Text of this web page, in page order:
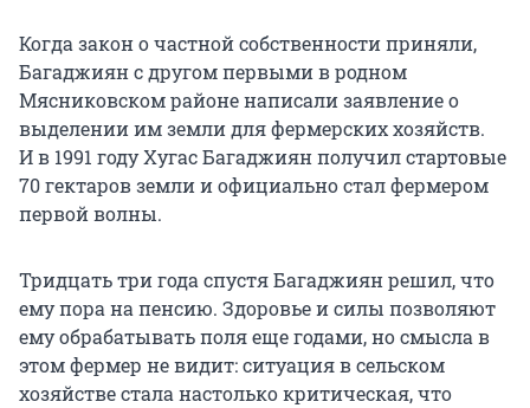
Когда закон о частной собственности приняли,
Багаджиян с другом первыми в родном
Мясниковском районе написали заявление о
выделении им земли для фермерских хозяйств.
И в 1991 годуХугас Багаджиян получил стартовые
70 гектаровземли и официально стал фермером
первой волны.
Тридцать три года спустя Багаджиян решил, что
ему пора на пенсию. Здоровье и силы позволяют
ему обрабатывать поля еще годами, но смысла в
этом фермер не видит: ситуация в сельском
хозяйстве стала настолько критическая, что